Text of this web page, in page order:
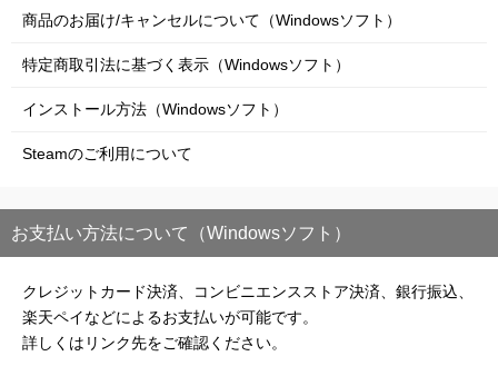
商品のお届け/キャンセルについて（Windowsソフト）
特定商取引法に基づく表示（Windowsソフト）
インストール方法（Windowsソフト）
Steamのご利用について
お支払い方法について（Windowsソフト）
クレジットカード決済、コンビニエンスストア決済、銀行振込、
楽天ペイなどによるお支払いが可能です。
詳しくはリンク先をご確認ください。